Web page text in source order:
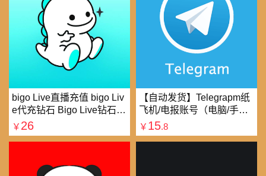
bigo Live直播充值 bigo Liv
e代充钻石 Bigo Live钻石充
值直播礼物钻石代充
￥ 26
【自动发货】Telegrapm纸
飞机/电报账号（电脑/手机
均可以登录）
￥ 15.8